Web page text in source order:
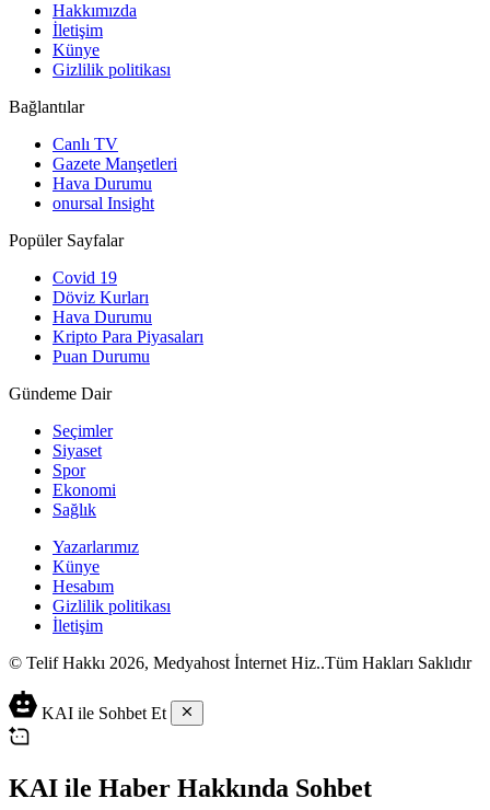
Hakkımızda
İletişim
Künye
Gizlilik politikası
Bağlantılar
Canlı TV
Gazete Manşetleri
Hava Durumu
onursal Insight
Popüler Sayfalar
Covid 19
Döviz Kurları
Hava Durumu
Kripto Para Piyasaları
Puan Durumu
Gündeme Dair
Seçimler
Siyaset
Spor
Ekonomi
Sağlık
Yazarlarımız
Künye
Hesabım
Gizlilik politikası
İletişim
© Telif Hakkı 2026, Medyahost İnternet Hiz..Tüm Hakları Saklıdır
casino
siteleri
casino
2023
lordcasino
canlı
casino
siteleri
iyi
casino
ev
yapımı
salça
KAI ile Sohbet Et
KAI ile Haber Hakkında Sohbet